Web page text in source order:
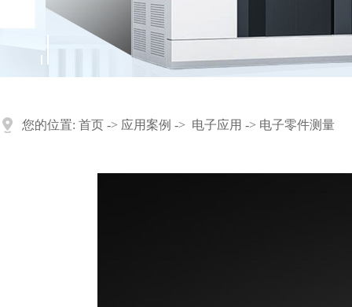
您的位置: 首页 -> 应用案例 -> 电子应用 -> 电子零件测量